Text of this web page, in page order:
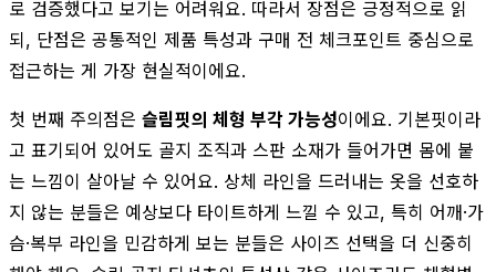
로 검증했다고 보기는 어려워요. 따라서 장점은 긍정적으로 읽
되, 단점은 공통적인 제품 특성과 구매 전 체크포인트 중심으로
접근하는 게 가장 현실적이에요.
첫 번째 주의점은 슬림핏의 체형 부각 가능성이에요. 기본핏이라
고 표기되어 있어도 골지 조직과 스판 소재가 들어가면 몸에 붙
는 느낌이 살아날 수 있어요. 상체 라인을 드러내는 옷을 선호하
지 않는 분들은 예상보다 타이트하게 느낄 수 있고, 특히 어깨·가
슴·복부 라인을 민감하게 보는 분들은 사이즈 선택을 더 신중히